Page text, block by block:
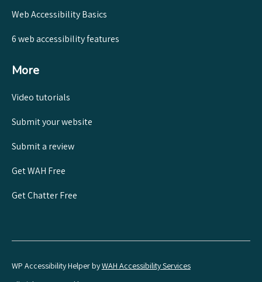
Web Accessibility Basics
6 web accessibility features
More
Video tutorials
Submit your website
Submit a review
Get WAH Free
Get Chatter Free
WP Accessibility Helper byWAH Accessibility Services